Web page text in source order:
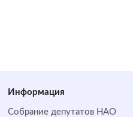
Информация
Собрание депутатов НАО